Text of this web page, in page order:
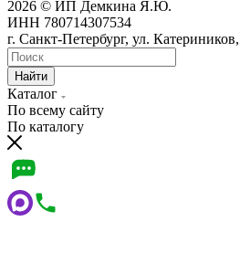
2026 © ИП Демкина Я.Ю.
ИНН 780714307534
г. Санкт-Петербург, ул.
Найти
Каталог
По всему сайту
По каталогу